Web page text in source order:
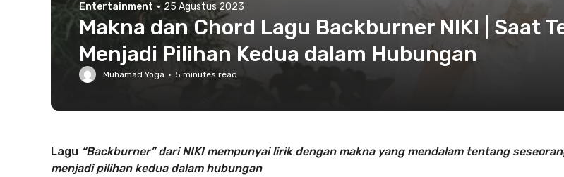
Entertainment · 25 Agustus 2023
Makna dan Chord Lagu Backburner NIKI | Saat
Menjadi Pilihan Kedua dalam Hubungan
Muhamad Yoga · 5 minutes read
Lagu “Backburner” dari NIKI mempunyai lirik dengan makna yang mendalam tentang
menjadi pilihan kedua dalam hubungan